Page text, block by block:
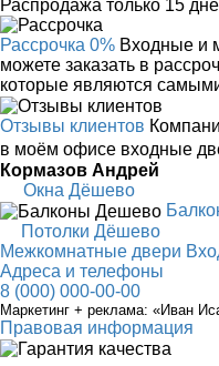
Распродажа только 15
Рассрочка 0% Входные и
можете заказать в
которые являются
Отзывы клиентов
в моём офисе входные
Кормазов Андрей
Окна Дёшево
Потолки Дёшево
Межкомнатные двери
Адреса и телефоны
8 (000) 000-00-00
Маркетинг + реклама: «Иван
Правовая информация